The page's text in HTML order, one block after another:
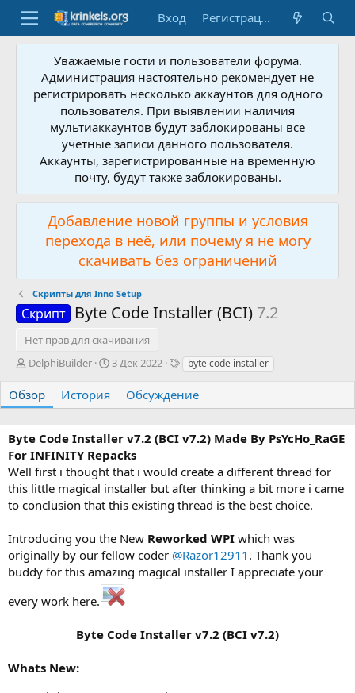
Вход Регистрация
Уважаемые гости и пользователи форума.
Администрация настоятельно рекомендует не
регистрировать несколько аккаунтов для одного
пользователя. При выявлении наличия
мультиаккаунтов будут заблокированы все
учетные записи данного пользователя.
Аккаунты, зарегистрированные на временную
почту, будут также заблокированы.
Добавление новой группы и условия
перехода в неё, или почему я не могу
скачивать без ограничений
Скрипты для Inno Setup
Скрипт Byte Code Installer (BCI) 7.2
Нет прав для скачивания
А
т
о
DelphiBuilder
Д
а
о
д
а
н
и
3 Дек 2022
Т
г
и
byte code installer
Обзор История Обсуждение
Byte Code Installer v7.2 (BCI v7.2) Made By PsYcHo_RaGE
For INFINITY Repacks
Well first i thought that i would create a different thread for
this little magical installer but after thinking a bit more i came
to conclusion that this existing thread is the best choice.
Introducing you the New Reworked WPI which was
originally by our fellow coder @Razor12911 . Thank you
buddy for this amazing magical installer I appreciate your
every work here.
Byte Code Installer v7.2 (BCI v7.2)
Whats New: